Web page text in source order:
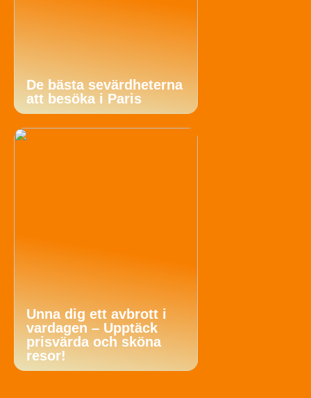
De bästa sevärdheterna
att besöka i Paris
Unna dig ett avbrott i
vardagen – Upptäck
prisvärda och sköna
resor!